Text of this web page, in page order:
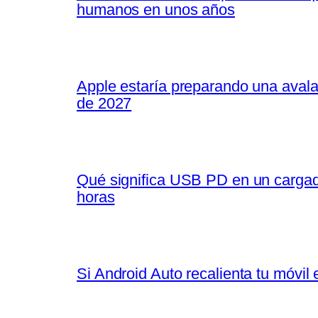
humanos en unos años
Apple estaría preparando una
de 2027
Qué significa USB PD en un
horas
Si Android Auto recalienta tu